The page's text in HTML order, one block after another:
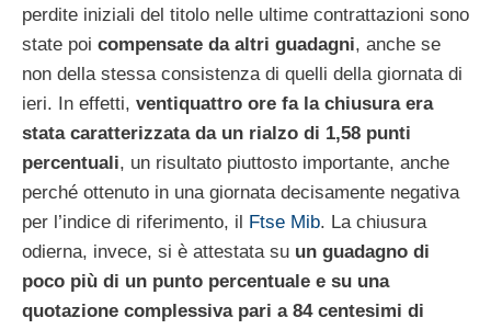
perdite iniziali del titolo nelle ultime contrattazioni sono
state poi compensate da altri guadagni, anche se
non della stessa consistenza di quelli della giornata di
ieri. In effetti, ventiquattro ore fa la chiusura era
stata caratterizzata da un rialzo di 1,58 punti
percentuali, un risultato piuttosto importante, anche
perché ottenuto in una giornata decisamente negativa
per l’indice di riferimento, il
Ftse Mib. La chiusura
odierna, invece, si è attestata su un guadagno di
poco più di un punto percentuale e su una
quotazione complessiva pari a 84 centesimi di